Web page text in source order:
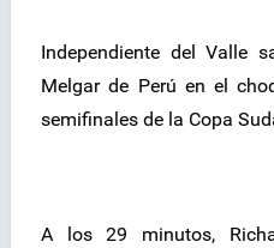
Independiente del Valle
Melgar de Perú en el
semifinales de la Copa
A los 29 minutos,